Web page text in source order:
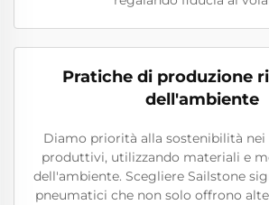
Pratiche di produzione
dell'ambiente
Diamo priorità alla sostenibilità nei
produttivi, utilizzando materiali e
dell'ambiente. Scegliere Sailstone
pneumatici che non solo offrono